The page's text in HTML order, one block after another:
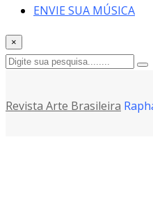
ENVIE SUA MÚSICA
×
Revista Arte Brasileira